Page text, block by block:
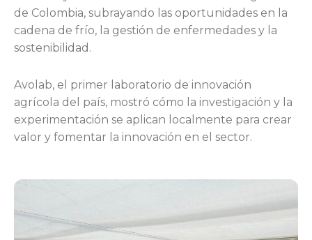
de Colombia, subrayando las oportunidades en la
cadena de frío, la gestión de enfermedades y la
sostenibilidad.
Avolab, el primer laboratorio de innovación
agrícola del país, mostró cómo la investigación y la
experimentación se aplican localmente para crear
valor y fomentar la innovación en el sector.